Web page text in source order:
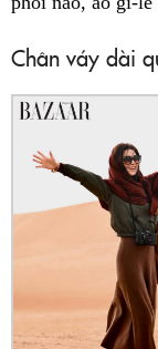
Chân váy dài